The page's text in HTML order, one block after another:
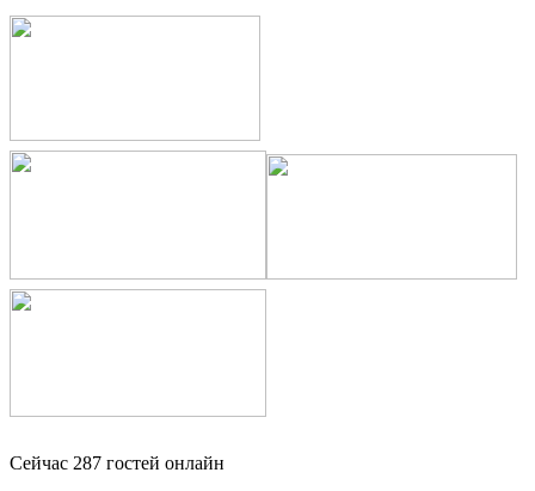
Сейчас 287 гостей онлайн